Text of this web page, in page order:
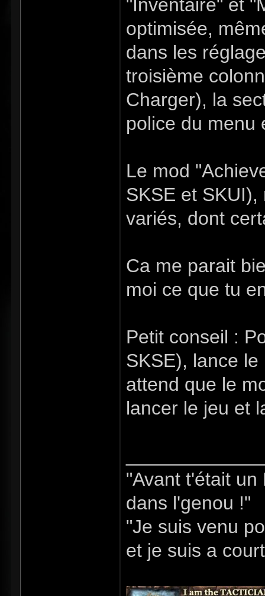
"Inventaire" et
optimisée,
dans les
troisième
Charger), la
police du menu
Le mod
SKSE et
variés, dont
Ca me parait
moi ce que tu
Petit conseil :
SKSE), lance
attend que le
lancer le jeu et
"Avant t'était
dans l'genou !"
"Je suis venu
et je suis a